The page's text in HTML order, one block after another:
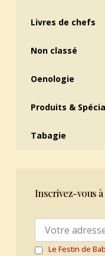
Livres de chefs
Non classé
Oenologie
Produits &
Tabagie
Inscrivez-vous
Le Festin de